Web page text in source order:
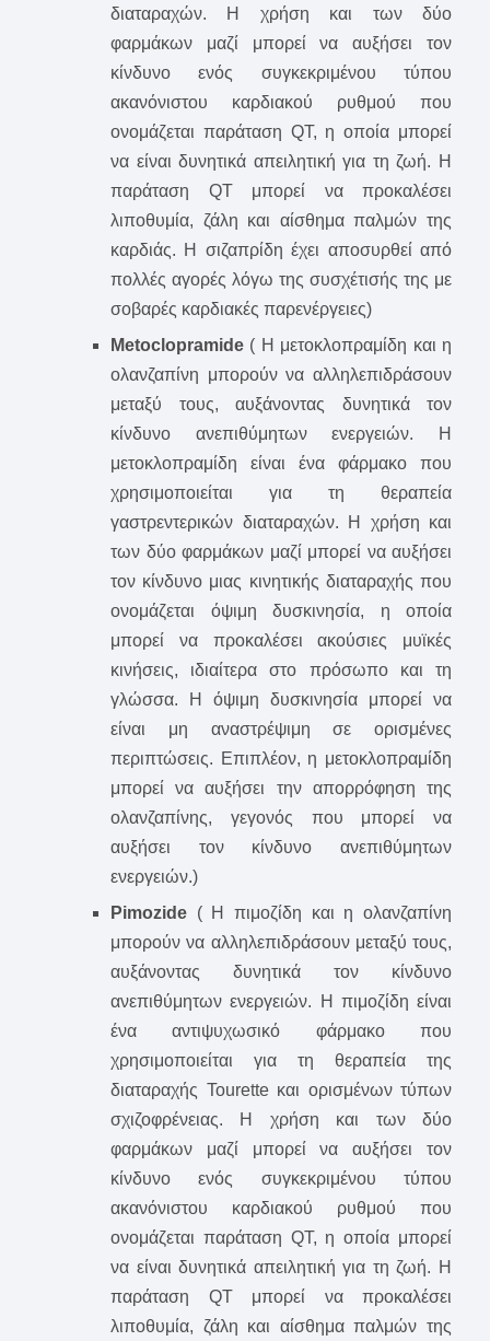
διαταραχών. Η χρήση και των δύο
φαρμάκων μαζί μπορεί να αυξήσει τον
κίνδυνο ενός συγκεκριμένου τύπου
ακανόνιστου καρδιακού ρυθμού που
ονομάζεται παράταση QT, η οποία μπορεί
να είναι δυνητικά απειλητική για τη ζωή. Η
παράταση QT μπορεί να προκαλέσει
λιποθυμία, ζάλη και αίσθημα παλμών της
καρδιάς. Η σιζαπρίδη έχει αποσυρθεί από
πολλές αγορές λόγω της συσχέτισής της με
σοβαρές καρδιακές παρενέργειες)
Metoclopramide ( Η μετοκλοπραμίδη και η
ολανζαπίνη μπορούν να αλληλεπιδράσουν
μεταξύ τους, αυξάνοντας δυνητικά τον
κίνδυνο ανεπιθύμητων ενεργειών. Η
μετοκλοπραμίδη είναι ένα φάρμακο που
χρησιμοποιείται για τη θεραπεία
γαστρεντερικών διαταραχών. Η χρήση και
των δύο φαρμάκων μαζί μπορεί να αυξήσει
τον κίνδυνο μιας κινητικής διαταραχής που
ονομάζεται όψιμη δυσκινησία, η οποία
μπορεί να προκαλέσει ακούσιες μυϊκές
κινήσεις, ιδιαίτερα στο πρόσωπο και τη
γλώσσα. Η όψιμη δυσκινησία μπορεί να
είναι μη αναστρέψιμη σε ορισμένες
περιπτώσεις. Επιπλέον, η μετοκλοπραμίδη
μπορεί να αυξήσει την απορρόφηση της
ολανζαπίνης, γεγονός που μπορεί να
αυξήσει τον κίνδυνο ανεπιθύμητων
ενεργειών.)
Pimozide ( Η πιμοζίδη και η ολανζαπίνη
μπορούν να αλληλεπιδράσουν μεταξύ τους,
αυξάνοντας δυνητικά τον κίνδυνο
ανεπιθύμητων ενεργειών. Η πιμοζίδη είναι
ένα αντιψυχωσικό φάρμακο που
χρησιμοποιείται για τη θεραπεία της
διαταραχής Tourette και ορισμένων τύπων
σχιζοφρένειας. Η χρήση και των δύο
φαρμάκων μαζί μπορεί να αυξήσει τον
κίνδυνο ενός συγκεκριμένου τύπου
ακανόνιστου καρδιακού ρυθμού που
ονομάζεται παράταση QT, η οποία μπορεί
να είναι δυνητικά απειλητική για τη ζωή. Η
παράταση QT μπορεί να προκαλέσει
λιποθυμία, ζάλη και αίσθημα παλμών της